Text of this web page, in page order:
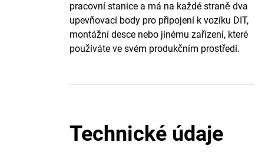
pracovní stanice a má na každé straně dva
upevňovací body pro připojení k vozíku DIT,
montážní desce nebo jinému zařízení, které
používáte ve svém produkčním prostředí.
Technické údaje